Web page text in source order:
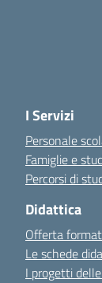
I Servizi
Personale
Famiglie e
Percorsi di
Didattica
Offerta
Le schede
I progetti